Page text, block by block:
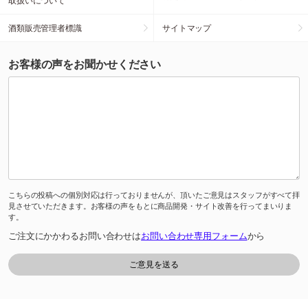
酒類販売管理者標識 サイトマップ
お客様の声をお聞かせください
こちらの投稿への個別対応は行っておりませんが、頂いたご意見はスタッフがすべて拝
見させていただきます。お客様の声をもとに商品開発・サイト改善を行ってまいりま
す。
ご注文にかかわるお問い合わせはお問い合わせ専用フォームから